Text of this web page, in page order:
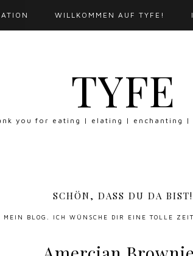
TYFE
you for eating | elating | enchanting |
WILLKOMMEN AUF TYFE!
SCHÖN, DASS DU DA BIST!
BLOG. ICH WÜNSCHE DIR EINE TOLLE